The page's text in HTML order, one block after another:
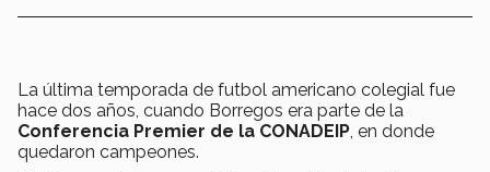
La última temporada de futbol americano colegial fue
hace dos años, cuando Borregos era parte de la
Conferencia Premier de la CONADEIP, en donde
quedaron campeones.